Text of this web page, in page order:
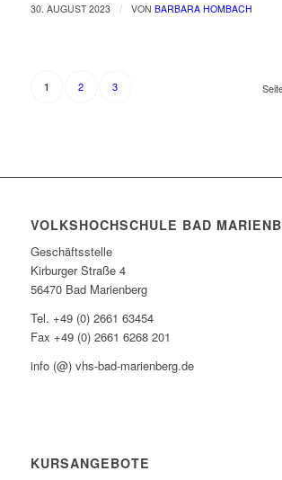
30. AUGUST 2023 / VON BARBARA HOMBACH
1 2 3
VOLKSHOCHSCHULE BAD
Geschäftsstelle
Kirburger Straße 4
56470 Bad Marienberg
Tel. +49 (0) 2661 63454
Fax +49 (0) 2661 6268 201
info (@) vhs-bad-marienberg.de
KURSANGEBOTE